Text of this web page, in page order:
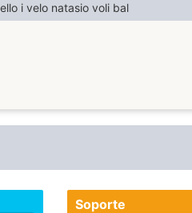
i velo natasio voli bal
Soporte